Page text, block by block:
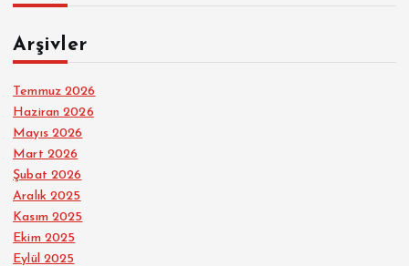
Arşivler
Temmuz 2026
Haziran 2026
Mayıs 2026
Mart 2026
Şubat 2026
Aralık 2025
Kasım 2025
Ekim 2025
Eylül 2025